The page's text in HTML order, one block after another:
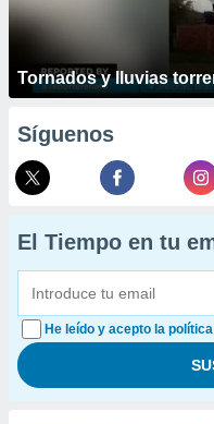
Tornados y lluvias
Síguenos
El Tiempo en tu
He leído y acepto la